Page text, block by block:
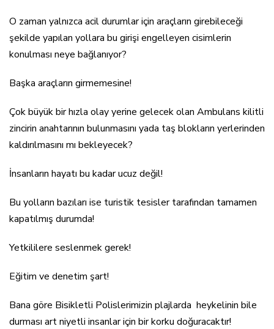
O zaman yalnızca acil durumlar için araçların girebileceği
şekilde yapılan yollara bu girişi engelleyen cisimlerin
konulması neye bağlanıyor?
Başka araçların girmemesine!
Çok büyük bir hızla olay yerine gelecek olan Ambulans kilitli
zincirin anahtarının bulunmasını yada taş blokların yerlerinden
kaldırılmasını mı bekleyecek?
İnsanların hayatı bu kadar ucuz değil!
Bu yolların bazıları ise turistik tesisler tarafından tamamen
kapatılmış durumda!
Yetkililere seslenmek gerek!
Eğitim ve denetim şart!
Bana göre Bisikletli Polislerimizin plajlarda heykelinin bile
durması art niyetli insanlar için bir korku doğuracaktır!